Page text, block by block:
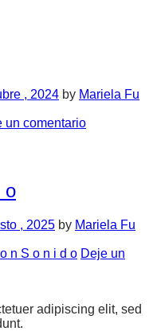
, 2024 by Mariela Fu
un comentario
o
, 2025 by Mariela Fu
n S o n i d o Deje un
adipiscing elit, sed